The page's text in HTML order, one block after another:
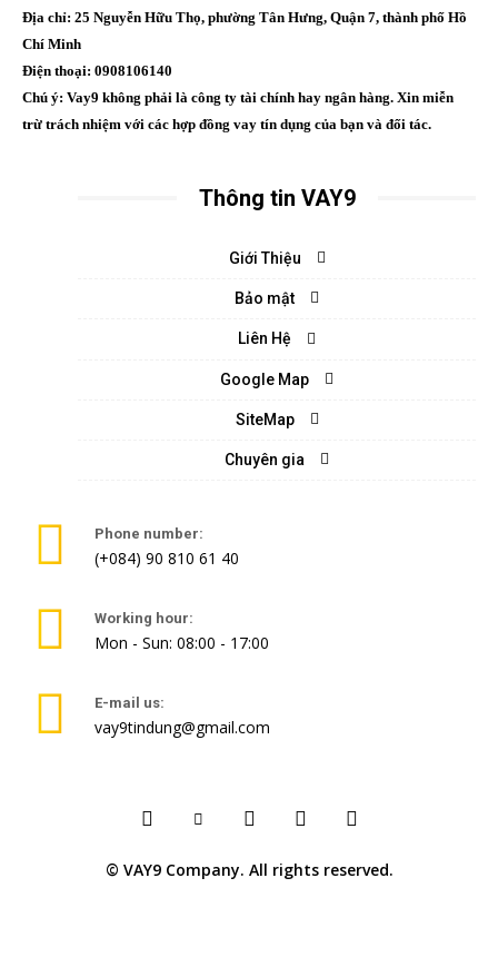
Địa chỉ: 25 Nguyễn Hữu Thọ, phường Tân Hưng, Quận 7, thành phố Hồ
Chí Minh
Điện thoại: 0908106140
Chú ý: Vay9 không phải là công ty tài chính hay ngân hàng. Xin miễn
trừ trách nhiệm với các hợp đồng vay tín dụng của bạn và đối tác.
Thông tin VAY9
Giới Thiệu
Bảo mật
Liên Hệ
Google Map
SiteMap
Chuyên gia
Phone number:
(+084) 90 810 61 40
Working hour:
Mon - Sun: 08:00 - 17:00
E-mail us:
vay9tindung@gmail.com
© VAY9 Company. All rights reserved.